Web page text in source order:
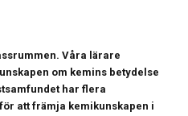
Våra lärare
om kemins betydelse
har flera
att främja kemikunskapen i